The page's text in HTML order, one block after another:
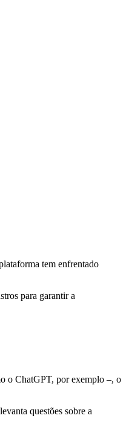
tem enfrentado
para garantir a
o ChatGPT, por exemplo –, o
questões sobre a